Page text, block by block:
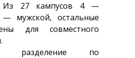
Из 27 кампусов 4 —
мужской, остальные
для совместного
разделение по